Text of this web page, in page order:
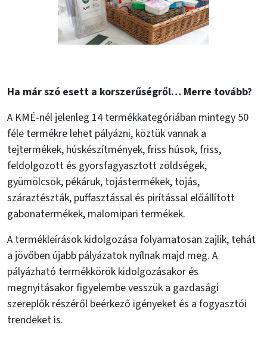
Ha már szó esett a korszerűségről… Merre tovább?
A KMÉ-nél jelenleg 14 termékkategóriában mintegy 50
féle termékre lehet pályázni, köztük vannak a
tejtermékek, húskészítmények, friss húsok, friss,
feldolgozott és gyorsfagyasztott zöldségek,
gyümölcsök, pékáruk, tojástermékek, tojás,
száraztészták, puffasztással és pirítással előállított
gabonatermékek, malomipari termékek.
A termékleírások kidolgozása folyamatosan zajlik, tehát
a jövőben újabb pályázatok nyílnak majd meg. A
pályázható termékkörök kidolgozásakor és
megnyitásakor figyelembe vesszük a gazdasági
szereplők részéről beérkező igényeket és a fogyasztói
trendeket is.